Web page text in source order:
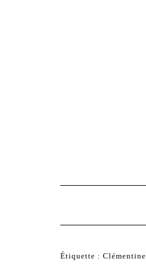
Étiquette : Clémentine